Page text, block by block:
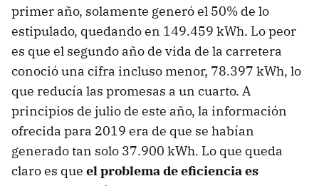
primer año, solamente generó el 50% de lo
estipulado, quedando en 149.459 kWh. Lo peor
es que el segundo año de vida de la carretera
conoció una cifra incluso menor, 78.397 kWh, lo
que reducía las promesas a un cuarto. A
principios de julio de este año, la información
ofrecida para 2019 era de que se habían
generado tan solo 37.900 kWh. Lo que queda
claro es que el problema de eficiencia es